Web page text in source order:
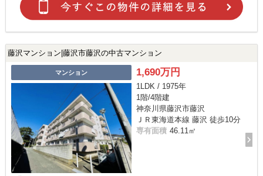
藤沢マンション|藤沢市藤沢の中古マンション
マンション 1,690万円
1LDK / 1975年
1階/4階建
神奈川県藤沢市藤沢
ＪＲ東海道本線 藤沢 徒歩10分
専有面積 46.11㎡